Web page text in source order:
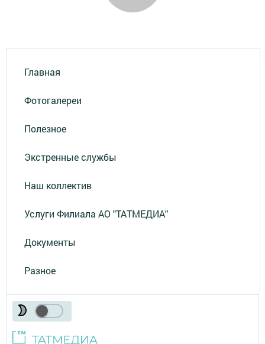
Главная
Фотогалереи
Полезное
Экстренные службы
Наш коллектив
Услуги Филиала АО "ТАТМЕДИА"
Документы
Разное